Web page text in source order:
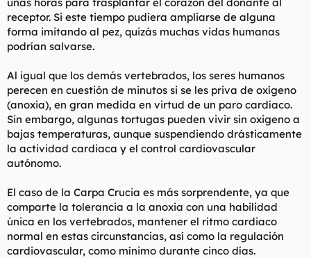
receptor. Si este tiempo pudiera ampliarse de alguna
forma imitando al pez, quizás muchas vidas humanas
podrían salvarse.
Al igual que los demás vertebrados, los seres humanos
perecen en cuestión de minutos si se les priva de oxígeno
(anoxia), en gran medida en virtud de un paro cardíaco.
Sin embargo, algunas tortugas pueden vivir sin oxigeno a
bajas temperaturas, aunque suspendiendo drásticamente
la actividad cardiaca y el control cardiovascular
autónomo.
El caso de la Carpa Crucia es más sorprendente, ya que
comparte la tolerancia a la anoxia con una habilidad
única en los vertebrados, mantener el ritmo cardiaco
normal en estas circunstancias, así como la regulación
cardiovascular, como mínimo durante cinco días.